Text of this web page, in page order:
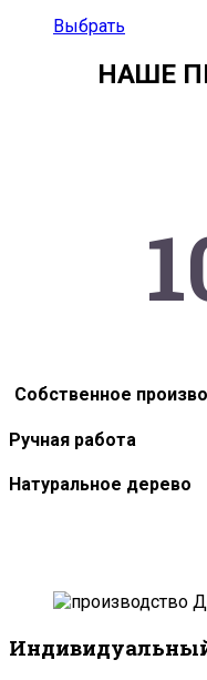
Выбрать
НАШЕ
Собственное
Ручная работа
Натуральное дерево